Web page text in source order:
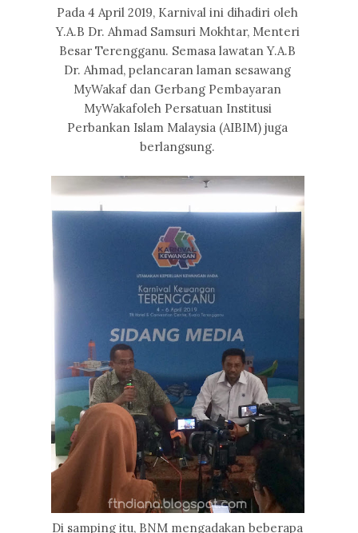
Pada 4 April 2019, Karnival ini dihadiri oleh
Y.A.B Dr. Ahmad Samsuri Mokhtar, Menteri
Besar Terengganu. Semasa lawatan Y.A.B
Dr. Ahmad, pelancaran laman sesawang
MyWakaf dan Gerbang Pembayaran
MyWakafoleh Persatuan Institusi
Perbankan Islam Malaysia (AIBIM) juga
berlangsung.
Di samping itu, BNM mengadakan beberapa